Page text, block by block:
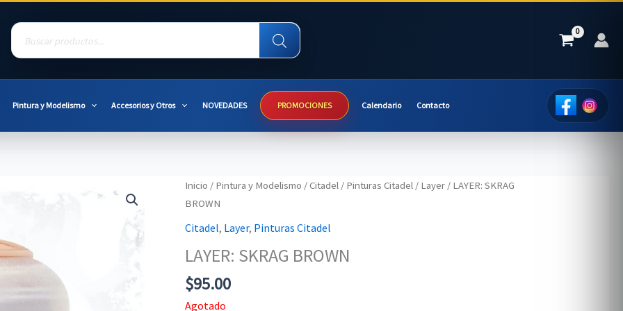
Products
search
Pintura y Modelismo Accesorios y Otros NOVEDADES PROMOCIONES Calendario Contacto
Inicio / Pintura y Modelismo /Citadel / Pinturas Citadel / Layer/ LAYER: SKRAG
BROWN
Citadel, Layer, Pinturas Citadel
LAYER: SKRAG BROWN
$95.00
Agotado